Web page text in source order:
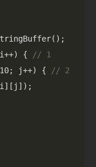
{
// 1
10; j++) {
// 2